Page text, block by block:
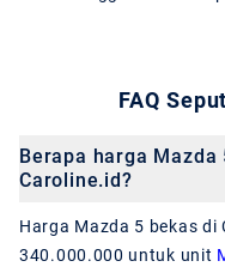
FAQ
Berapa harga
Caroline.id?
Harga Mazda 5 bekas di
340.000.000 untuk unit